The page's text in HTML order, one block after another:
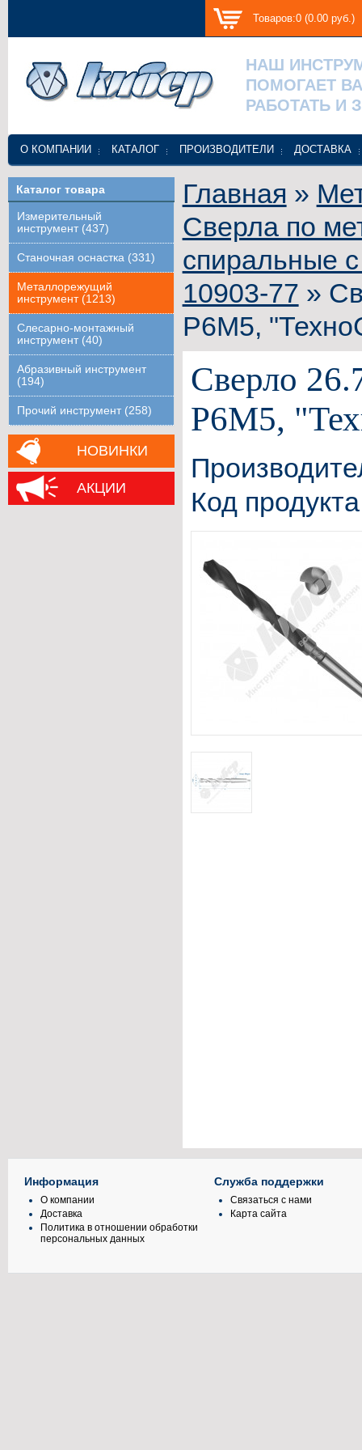
Товаров:0 (0.00 руб.)
НАШ
ПОМОГАЕТ
РАБОТАТЬ И
О КОМПАНИИ КАТАЛОГ ПРОИЗВОДИТЕЛИ ДОСТАВКА
Каталог товара
Измерительный
инструмент (437)
Станочная оснастка (331)
Металлорежущий
инструмент (1213)
Слесарно-монтажный
инструмент (40)
Абразивный инструмент
(194)
Прочий инструмент (258)
НОВИНКИ
АКЦИИ
Главная »
Сверла по
спиральные
10903-77 »
Р6М5,
Сверло
Р6М5,
Код
Информация
О компании
Доставка
Политика в отношении обработки
персональных данных
Служба поддержки
Связаться с нами
Карта сайта